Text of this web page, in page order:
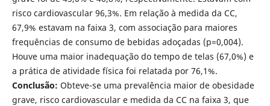
risco cardiovascular 96,3%. Em relação à medida da CC,
67,9% estavam na faixa 3, com associação para maiores
frequências de consumo de bebidas adoçadas (p=0,004).
Houve uma maior inadequação do tempo de telas (67,0%) e
a prática de atividade física foi relatada por 76,1%.
Conclusão: Obteve-se uma prevalência maior de obesidade
grave, risco cardiovascular e medida da CC na faixa 3, que